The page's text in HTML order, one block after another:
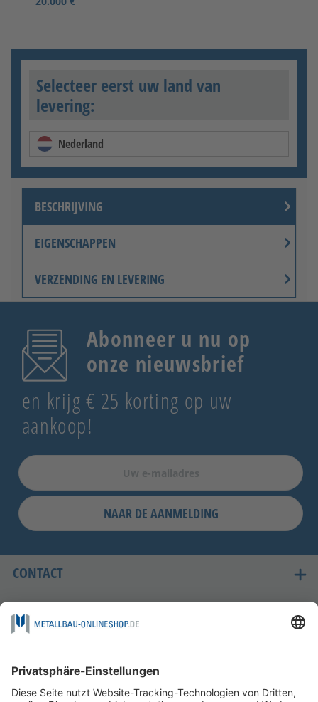
Selecteer eerst uw land van
levering:
Nederland
BESCHRIJVING
EIGENSCHAPPEN
VERZENDING EN LEVERING
Abonneer u nu op
onze nieuwsbrief
en krijg € 25 korting op uw
aankoop!
NAAR DE AANMELDING
CONTACT
ONZE LANDEN VAN LEVERING
FOLGEN SIE UNS AUF